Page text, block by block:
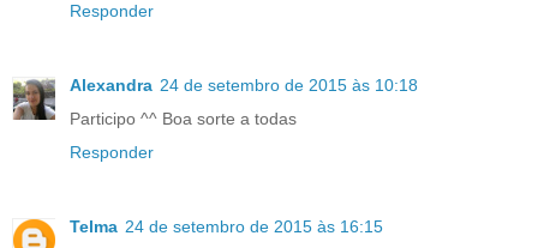
Responder
Alexandra 24 de setembro de 2015 às 10:18
Participo ^^ Boa sorte a todas
Responder
Telma 24 de setembro de 2015 às 16:15